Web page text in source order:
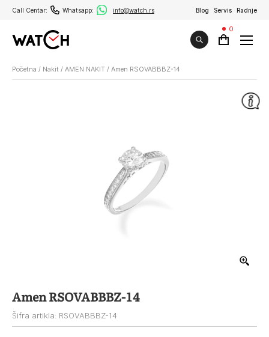
Call Centar: Whatsapp: info@watch.rs Blog Servis Radnje
0
Početna / Nakit / AMEN NAKIT / Amen RSOVABBBZ-14
Amen RSOVABBBZ-14
Šifra artikla: RSOVABBBZ-14